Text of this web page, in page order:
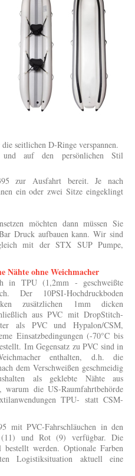
seitlichen D-Ringe verspannen.
und auf den persönlichen Stil
zur Ausfahrt bereit. Je nach
ein oder zwei Sitze eingeklingt
möchten dann müssen Sie
Druck aufbauen kann. Wir sind
mit der STX SUP Pumpe,
Nähte ohne Weichmacher
in TPU (1,2mm - geschweißte
Der 10PSI-Hochdruckboden
zusätzlichen 1mm dicken
aus PVC mit DropStitch-
als PVC und Hypalon/CSM,
Einsatzbedingungen (-70°C bis
Im Gegensatz zu PVC sind in
enthalten, d.h. die
dem Verschweißen geschmeidig
als geklebte Nähte aus
warum die US-Raumfahrtbehörde
TPU- statt CSM-
mit PVC-Fahrschläuchen in den
und Rot (9) verfügbar. Die
werden. Optionale Farben
Logistiksituation aktuell eine